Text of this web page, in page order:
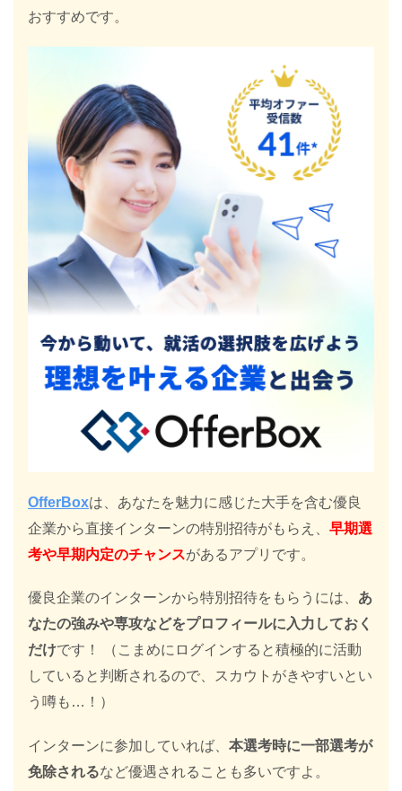
おすすめです。
OfferBoxは、あなたを魅力に感じた大手を含む優良
企業から直接インターンの特別招待がもらえ、 早期選
考や早期内定のチャンスがあるアプリです。
優良企業のインターンから特別招待をもらうには、 あ
なたの強みや専攻などをプロフィールに入力しておく
だけです！ （こまめにログインすると積極的に活動
していると判断されるので、スカウトがきやすいとい
う噂も…！）
インターンに参加していれば、 本選考時に一部選考が
免除されるなど優遇されることも多いですよ。